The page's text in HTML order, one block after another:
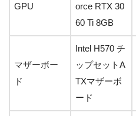
GPU
orce RTX 30
60 Ti 8GB
マザーボー
ド
Intel H570 チ
ップセットA
TXマザーボ
ード